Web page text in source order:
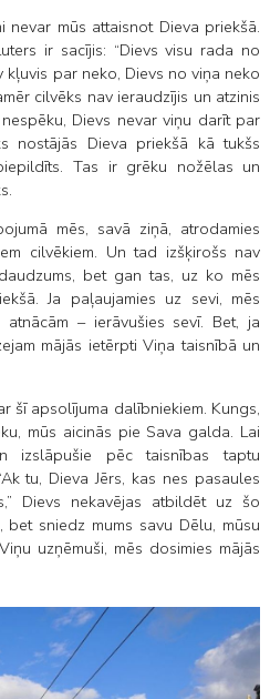
nevar mūs attaisnot Dieva priekšā.
ir sacījis: “Dievs visu rada no
kļuvis par neko, Dievs no viņa neko
cilvēks nav ieraudzījis un atzinis
Dievs nevar viņu darīt par
nostājās Dieva priekšā kā tukšs
Tas ir grēku nožēlas un
mēs, savā ziņā, atrodamies
cilvēkiem. Un tad izšķirošs nav
bet gan tas, uz ko mēs
Ja paļaujamies uz sevi, mēs
– ierāvušies sevī. Bet, ja
mājās ietērpti Viņa taisnībā un
šī apsolījuma dalībniekiem. Kungs,
mūs aicinās pie Sava galda. Lai
izslāpušie pēc taisnības taptu
tu, Dieva Jērs, kas nes pasaules
Dievs nekavējas atbildēt uz šo
sniedz mums savu Dēlu, mūsu
uzņēmuši, mēs dosimies mājās